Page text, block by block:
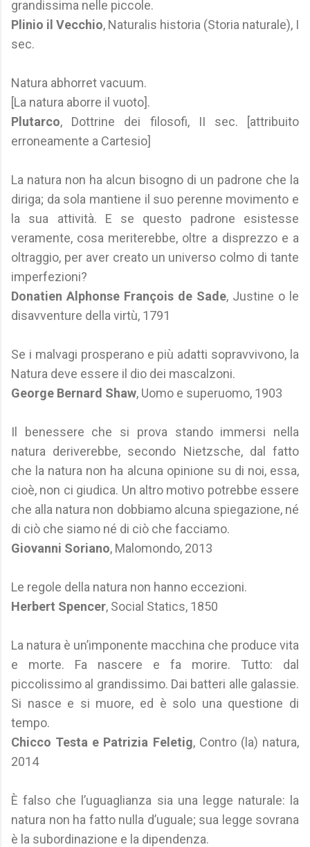
grandissima nelle piccole.
Plinio il Vecchio, Naturalis historia (Storia naturale), I
sec.
Natura abhorret vacuum.
[La natura aborre il vuoto].
Plutarco, Dottrine dei filosofi, II sec. [attribuito
erroneamente a Cartesio]
La natura non ha alcun bisogno di un padrone che la
diriga; da sola mantiene il suo perenne movimento e
la sua attività. E se questo padrone esistesse
veramente, cosa meriterebbe, oltre a disprezzo e a
oltraggio, per aver creato un universo colmo di tante
imperfezioni?
Donatien Alphonse François de Sade, Justine o le
disavventure della virtù, 1791
Se i malvagi prosperano e più adatti sopravvivono, la
Natura deve essere il dio dei mascalzoni.
George Bernard Shaw, Uomo e superuomo, 1903
Il benessere che si prova stando immersi nella
natura deriverebbe, secondo Nietzsche, dal fatto
che la natura non ha alcuna opinione su di noi, essa,
cioè, non ci giudica. Un altro motivo potrebbe essere
che alla natura non dobbiamo alcuna spiegazione, né
di ciò che siamo né di ciò che facciamo.
Giovanni Soriano, Malomondo, 2013
Le regole della natura non hanno eccezioni.
Herbert Spencer, Social Statics, 1850
La natura è un’imponente macchina che produce vita
e morte. Fa nascere e fa morire. Tutto: dal
piccolissimo al grandissimo. Dai batteri alle galassie.
Si nasce e si muore, ed è solo una questione di
tempo.
Chicco Testa e Patrizia Feletig, Contro (la) natura,
2014
È falso che l’uguaglianza sia una legge naturale: la
natura non ha fatto nulla d’uguale; sua legge sovrana
è la subordinazione e la dipendenza.